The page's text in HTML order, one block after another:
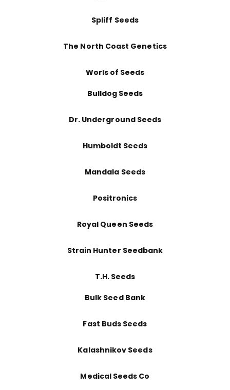
Spliff Seeds
The North Coast Genetics
Worls of Seeds
Bulldog Seeds
Dr. Underground Seeds
Humboldt Seeds
Mandala Seeds
Positronics
Royal Queen Seeds
Strain Hunter Seedbank
T.H. Seeds
Bulk Seed Bank
Fast Buds Seeds
Kalashnikov Seeds
Medical Seeds Co